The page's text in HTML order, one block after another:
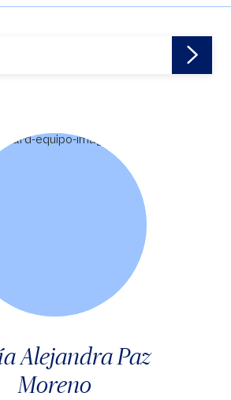
Alejandra Paz
Moreno